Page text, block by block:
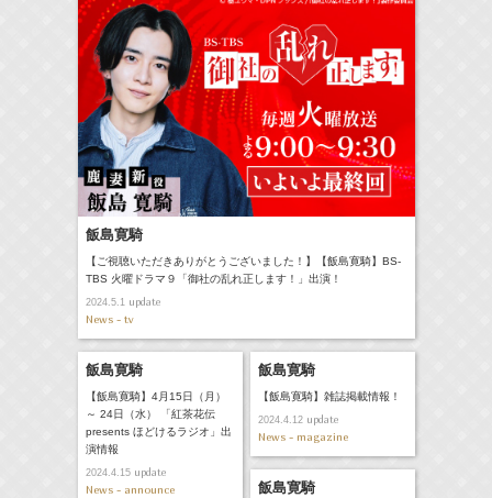
飯島寛騎
【ご視聴いただきありがとうございました！】【飯島寛騎】BS-
TBS 火曜ドラマ９「御社の乱れ正します！」出演！
2024.5.1update
News - tv
飯島寛騎
【飯島寛騎】4月15日（月）
～ 24日（水） 「紅茶花伝
presents ほどけるラジオ」出
演情報
2024.4.15update
News - announce
飯島寛騎
【飯島寛騎】雑誌掲載情報！
2024.4.12update
News - magazine
飯島寛騎